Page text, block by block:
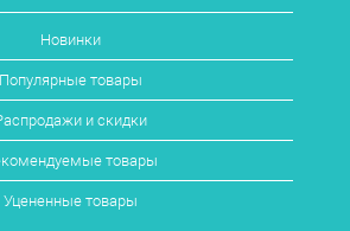
Новинки
Популярные товары
и скидки
товары
Уцененные товары